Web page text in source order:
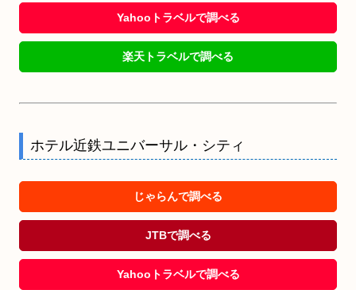
Yahooトラベルで調べる
楽天トラベルで調べる
ホテル近鉄ユニバーサル・シティ
じゃらんで調べる
JTBで調べる
Yahooトラベルで調べる